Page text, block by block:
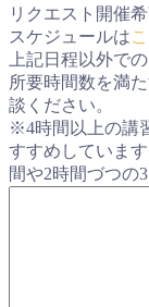
リクエスト開催
スケジュールは
上記日程以外で
所要時間数を満
談ください。
※4時間以上の講
すすめしていま
間や2時間づつの